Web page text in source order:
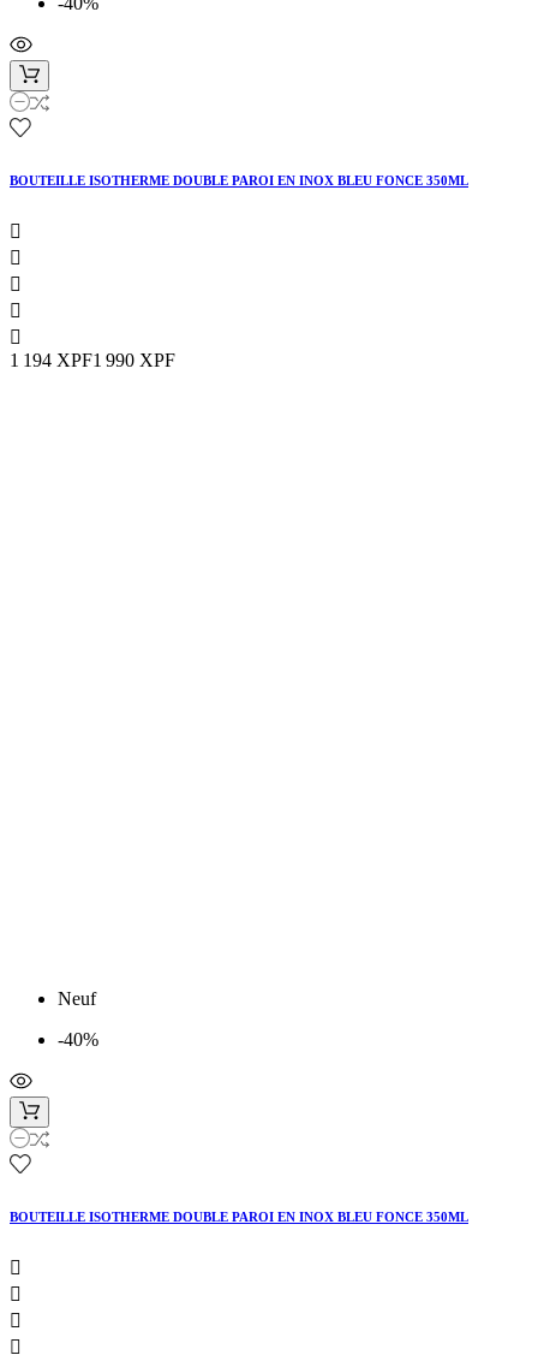
BOUTEILLE ISOTHERME DOUBLE PAROI EN INOX BLEU FONCE 350ML





1 194 XPF1 990 XPF
Neuf
-40%
BOUTEILLE ISOTHERME DOUBLE PAROI EN INOX BLEU FONCE 350ML



